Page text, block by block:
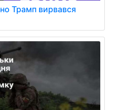
Трамп вирвався